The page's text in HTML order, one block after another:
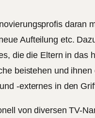
daran
Aufteilung etc.
die die Eltern in das
beistehen und
-externes in den
von diversen TV-